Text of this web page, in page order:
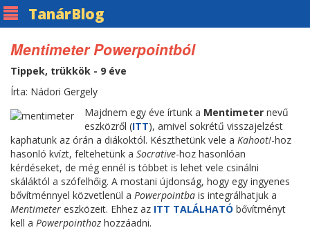
TanárBlog
Mentimeter Powerpointból
Tippek, trükkök - 9 éve
Írta: Nádori Gergely
Majdnem egy éve írtunk a Mentimeter nevű
eszközről (ITT), amivel sokrétű visszajelzést
kaphatunk az órán a diákoktól. Készthetünk vele a Kahoot!-hoz
hasonló kvízt, feltehetünk a Socrative-hoz hasonlóan
kérdéseket, de még ennél is többet is lehet vele csinálni
skáláktól a szófelhőig. A mostani újdonság, hogy egy ingyenes
bővítménnyel közvetlenül a Powerpointba is integrálhatjuk a
Mentimeter eszközeit. Ehhez az ITT TALÁLHATÓ bővítményt
kell a Powerpointhoz hozzáadni.